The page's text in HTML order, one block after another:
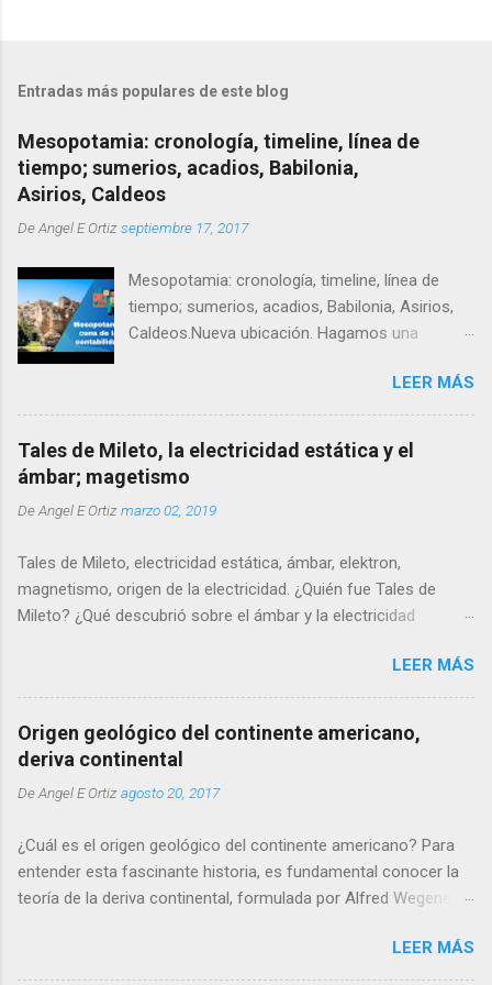
Entradas más populares de este blog
Mesopotamia: cronología, timeline, línea de
tiempo; sumerios, acadios, Babilonia,
Asirios, Caldeos
DeAngel E Ortiz septiembre 17, 2017
Mesopotamia: cronología, timeline, línea de
tiempo; sumerios, acadios, Babilonia, Asirios,
Caldeos.Nueva ubicación. Hagamos una
de tiempo que nos permita resumir y entender
su evolución cultural en contexto.
LEER MÁS
Tales de Mileto, la electricidad estática y el
ámbar; magetismo
DeAngel E Ortiz marzo 02, 2019
Tales de Mileto, electricidad estática, ámbar, elektron,
magnetismo, origen de la electricidad. ¿Quién fue Tales de
Mileto? ¿Qué descubrió sobre el ámbar y la electricidad
influyó Mileto en su pensamiento? ¿Cuál es el origen
etimológico de la palabra electricidad? ¿Por qué pasaron más
de 2.000 años antes de que alguien continuara sus ideas?
LEER MÁS
Origen geológico del continente americano,
deriva continental
DeAngel E Ortiz agosto 20, 2017
¿Cuál es el origen geológico del continente americano? Para
entender esta fascinante historia, es fundamental conocer la
teoría de la deriva continental, formulada por Alfred Wegener
años atrás, cuando la superficie terrestre estaba unificada en
un solo supercontinente conocido como Pangea. Aunque
LEER MÁS